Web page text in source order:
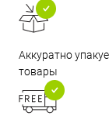
Аккуратно
товары